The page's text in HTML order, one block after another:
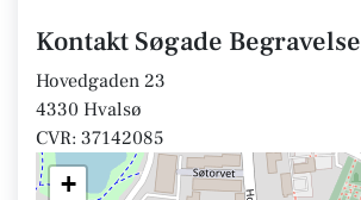
Kontakt Søgade Begravelse
Hovedgaden 23
4330 Hvalsø
CVR: 37142085
+